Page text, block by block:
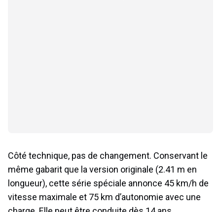
Côté technique, pas de changement. Conservant le
même gabarit que la version originale (2.41 m en
longueur), cette série spéciale annonce 45 km/h de
vitesse maximale et 75 km d’autonomie avec une